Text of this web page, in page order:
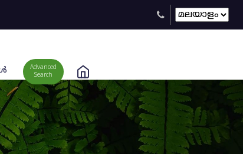
Advanced
Search